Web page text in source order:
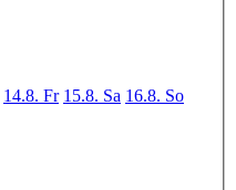
14.8. Fr 15.8. Sa 16.8. So